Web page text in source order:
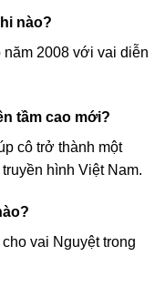
nào?
2008 với vai diễn
tầm cao mới?
cô trở thành một
hình Việt Nam.
vai Nguyệt trong